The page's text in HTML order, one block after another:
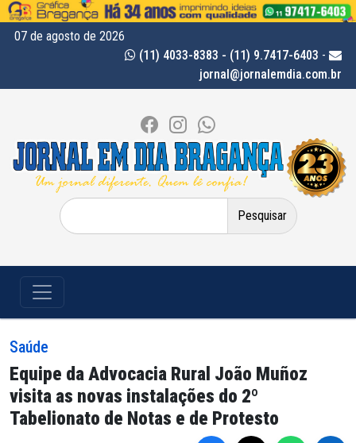
07 de agosto de 2026
(11) 4033-8383 - (11) 9.7417-6403 -
jornal@jornalemdia.com.br
Pesquisar
por:
Saúde
Equipe da Advocacia Rural João Muñoz
visita as novas instalações do 2º
Tabelionato de Notas e de Protesto